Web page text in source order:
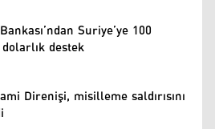
Suriye’ye 100
destek
Direnişi, misilleme saldırısını